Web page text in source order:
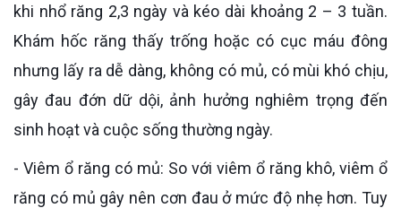
khi nhổ răng 2,3 ngày và kéo dài khoảng 2 – 3 tuần.
Khám hốc răng thấy trống hoặc có cục máu đông
nhưng lấy ra dễ dàng, không có mủ, có mùi khó chịu,
gây đau đớn dữ dội, ảnh hưởng nghiêm trọng đến
sinh hoạt và cuộc sống thường ngày.
- Viêm ổ răng có mủ: So với viêm ổ răng khô, viêm ổ
răng có mủ gây nên cơn đau ở mức độ nhẹ hơn. Tuy